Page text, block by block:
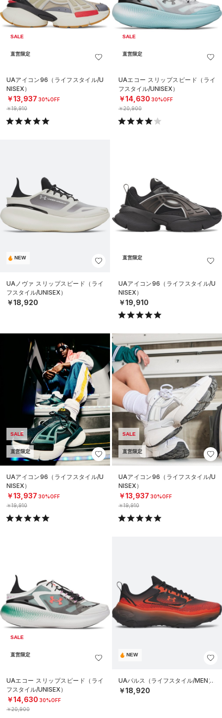
SALE
直営限定
UAアイコン96（ライフスタイル/U
NISEX）
￥13,937 30%OFF
￥19,910
SALE
直営限定
UAエコー スリップスピード（ライ
フスタイル/UNISEX）
￥14,630 30%OFF
￥20,900
NEW
UAノヴァ スリップスピード（ライ
フスタイル/UNISEX）
￥18,920
直営限定
UAアイコン96（ライフスタイル/U
NISEX）
￥19,910
SALE
直営限定
UAアイコン96（ライフスタイル/U
NISEX）
￥13,937 30%OFF
￥19,910
SALE
直営限定
UAアイコン96（ライフスタイル/U
NISEX）
￥13,937 30%OFF
￥19,910
SALE
直営限定
UAエコー スリップスピード（ライ
フスタイル/UNISEX）
￥14,630 30%OFF
￥20,900
NEW
UAパルス（ライフスタイル/MEN）
￥18,920